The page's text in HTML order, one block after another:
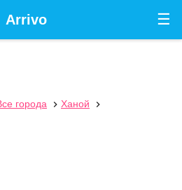
☰
Arrivo
города  Ханой
